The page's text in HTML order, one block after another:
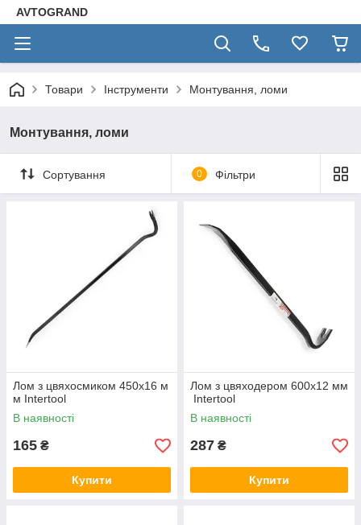
AVTOGRAND
Товари Інструменти Монтування, ломи
Монтування, ломи
Сортування 0 Фільтри
Лом з цвяхосмиком 450x16 м
м Intertool
В наявності
165 ₴
Купити
Лом з цвяходером 600x12 мм
Intertool
В наявності
287 ₴
Купити